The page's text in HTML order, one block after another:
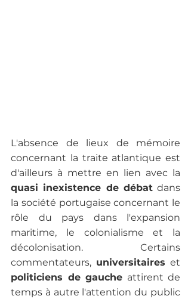
L'absence de lieux de mémoire
concernant la traite atlantique est
d'ailleurs à mettre en lien avec la
quasi inexistence de débat dans
la société portugaise concernant le
rôle du pays dans l'expansion
maritime, le colonialisme et la
décolonisation. Certains
commentateurs, universitaires et
politiciens de gauche attirent de
temps à autre l'attention du public